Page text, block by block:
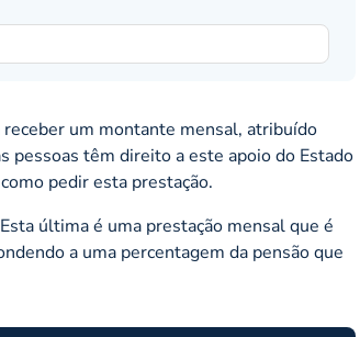
um montante mensal, atribuído
pessoas têm direito a este apoio do Estado
pedir esta prestação.
última é uma prestação mensal que é
a uma percentagem da pensão que